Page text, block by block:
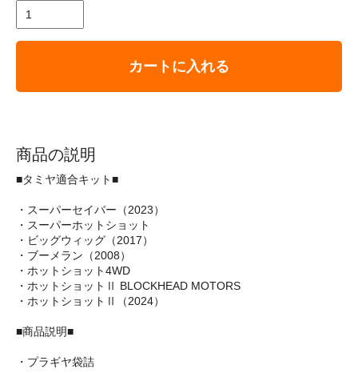
カートに入れる
商品の説明
■タミヤ適合キット■
・スーパーセイバー（2023）
・スーパーホットショット
・ビッグウィッグ（2017）
・ブーメラン（2008）
・ホットショット4WD
・ホットショットⅡ BLOCKHEAD MOTORS
・ホットショットⅡ（2024）
■商品説明■
・プラギヤ袋詰